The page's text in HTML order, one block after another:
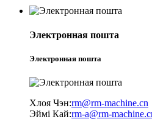
Электронная пошта
Электронная пошта
Хлоя Чэн:rm@rm-machine.cn
Эймі Кай:rm-a@rm-